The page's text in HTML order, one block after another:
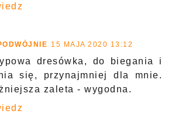
15 MAJA 2020 13:12
dresówka, do biegania i
się, przynajmniej dla mnie.
zaleta - wygodna.